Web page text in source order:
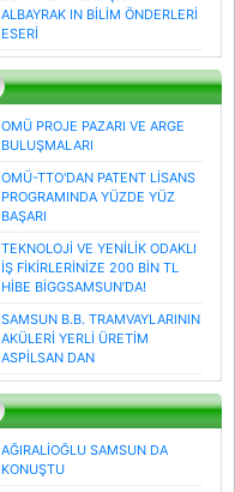
ALBAYRAK IN BİLİM ÖNDERLERİ
ESERİ
OMÜ PROJE PAZARI VE ARGE
BULUŞMALARI
OMÜ-TTO'DAN PATENT LİSANS
PROGRAMINDA YÜZDE YÜZ
BAŞARI
TEKNOLOJİ VE YENİLİK ODAKLI
İŞ FİKİRLERİNİZE 200 BİN TL
HİBE BİGGSAMSUN’DA!
SAMSUN B.B. TRAMVAYLARININ
AKÜLERİ YERLİ ÜRETİM
ASPİLSAN DAN
AĞIRALİOĞLU SAMSUN DA
KONUŞTU